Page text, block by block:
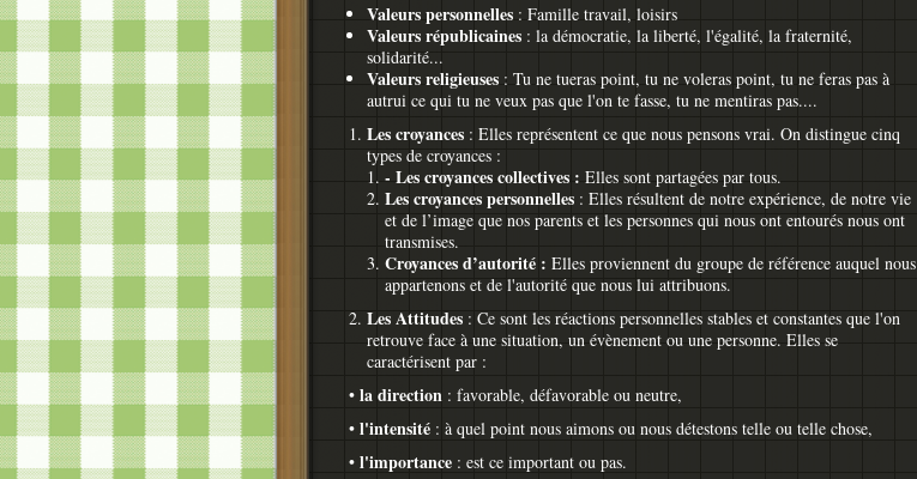
Valeurs personnelles : Famille travail, loisirs
Valeurs républicaines : la démocratie, la liberté, l'égalité, la fraternité,
solidarité...
Valeurs religieuses : Tu ne tueras point, tu ne voleras point, tu ne feras pas à
autrui ce qui tu ne veux pas que l'on te fasse, tu ne mentiras pas....
Les croyances : Elles représentent ce que nous pensons vrai. On distingue cinq
types de croyances :
- Les croyances collectives : Elles sont partagées par tous.
Les croyances personnelles : Elles résultent de notre expérience, de notre vie
et de l’image que nos parents et les personnes qui nous ont entourés nous ont
transmises.
Croyances d’autorité : Elles proviennent du groupe de référence auquel nous
appartenons et de l'autorité que nous lui attribuons.
Les Attitudes : Ce sont les réactions personnelles stables et constantes que l'on
retrouve face à une situation, un évènement ou une personne. Elles se
caractérisent par :
• la direction : favorable, défavorable ou neutre,
• l'intensité : à quel point nous aimons ou nous détestons telle ou telle chose,
• l'importance : est ce important ou pas.